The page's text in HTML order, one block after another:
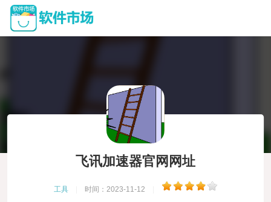
飞讯加速器官网网址
工具 时间：2023-11-12